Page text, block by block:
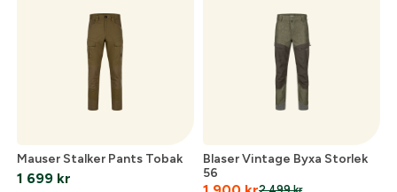
Måltavlor
Mauser Stalker Pants Tobak
1 699 kr
Blaser Vintage Byxa Storlek
56